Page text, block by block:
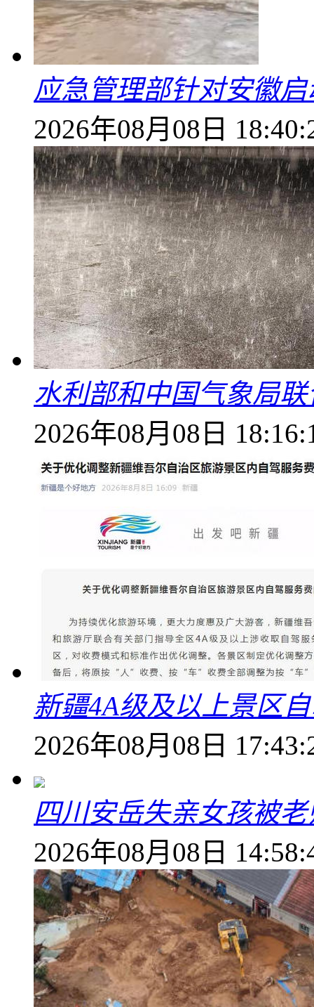
应急管理部针对安徽
2026年08月08日
水利部和中国气象局
2026年08月08日
新疆4A级及以上景区
2026年08月08日
四川安岳失亲女孩被
2026年08月08日